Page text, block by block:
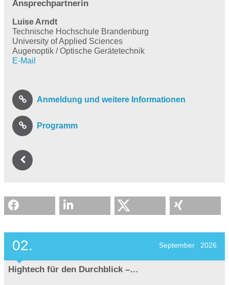
Ansprechpartnerin
Luise Arndt
Technische Hochschule Brandenburg
University of Applied Sciences
Augenoptik / Optische Gerätetechnik
E-Mail
Anmeldung und weitere Informationen
Programm
02. September 2026
Hightech für den Durchblick –…